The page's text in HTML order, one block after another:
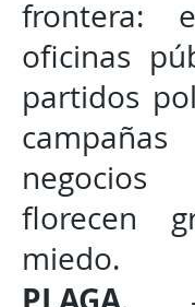
frontera:
oficinas
partidos
florecen
miedo.